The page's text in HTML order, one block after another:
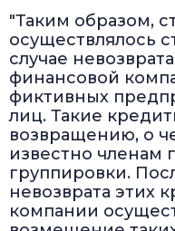
"Таким образом,
осуществлялось
случае
финансовой
фиктивных
лиц. Такие
возвращению, о
известно членам
группировки.
невозврата этих
компании